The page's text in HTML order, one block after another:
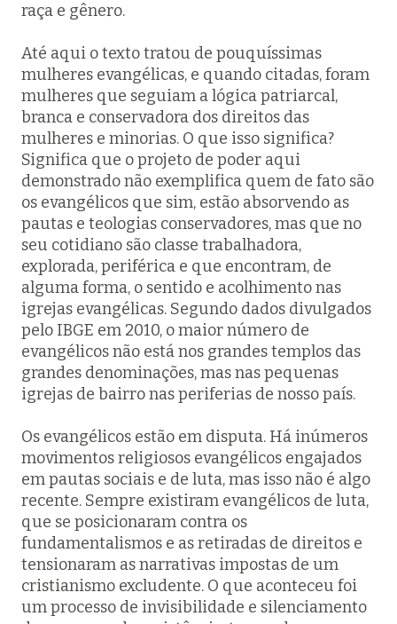
raça e gênero.
Até aqui o texto tratou de pouquíssimas
mulheres evangélicas, e quando citadas, foram
mulheres que seguiam a lógica patriarcal,
branca e conservadora dos direitos das
mulheres e minorias. O que isso significa?
Significa que o projeto de poder aqui
demonstrado não exemplifica quem de fato são
os evangélicos que sim, estão absorvendo as
pautas e teologias conservadores, mas que no
seu cotidiano são classe trabalhadora,
explorada, periférica e que encontram, de
alguma forma, o sentido e acolhimento nas
igrejas evangélicas. Segundo dados divulgados
pelo IBGE em 2010, o maior número de
evangélicos não está nos grandes templos das
grandes denominações, mas nas pequenas
igrejas de bairro nas periferias de nosso país.
Os evangélicos estão em disputa. Há inúmeros
movimentos religiosos evangélicos engajados
em pautas sociais e de luta, mas isso não é algo
recente. Sempre existiram evangélicos de luta,
que se posicionaram contra os
fundamentalismos e as retiradas de direitos e
tensionaram as narrativas impostas de um
cristianismo excludente. O que aconteceu foi
um processo de invisibilidade e silenciamento